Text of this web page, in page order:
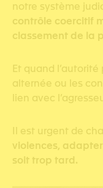
notre système
contrôle coercitif
classement de la
Et quand
alternée ou les
lien avec
Il est urgent de
violences,
soit trop tard.